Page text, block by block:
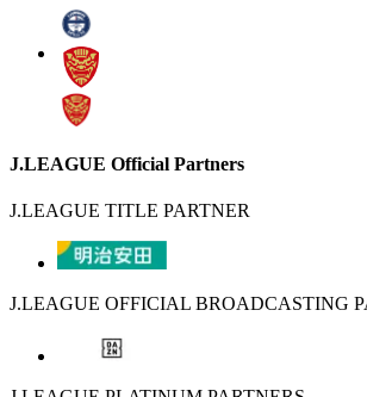
J.LEAGUE Official Partners
J.LEAGUE TITLE PARTNER
J.LEAGUE OFFICIAL BROADCASTING